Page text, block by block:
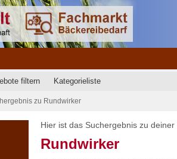
filtern Kategorieliste
zu Rundwirker
Hier ist das Suchergebnis zu deiner
Rundwirker